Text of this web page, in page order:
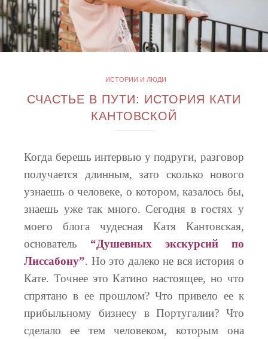
ИСТОРИИ И ЛЮДИ
СЧАСТЬЕ В ПУТИ: ИСТОРИЯ КАТИ
КАНТОВСКОЙ
Когда берешь интервью у подруги, разговор
получается длинным, зато сколько нового
узнаешь о человеке, о котором, казалось бы,
знаешь уже так много. Сегодня в гостях у
моего блога чудесная Катя Кантовская,
основатель “Душевных экскурсий по
Лиссабону”. Но это далеко не вся история о
Кате. Точнее это Катино настоящее, но что
спрятано в ее прошлом? Что привело ее к
прибыльному бизнесу в Португалии? Что
сделало ее тем человеком, которым она